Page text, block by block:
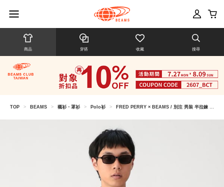
商品 穿搭 收藏 搜尋
TOP > BEAMS > 襯衫・罩衫 > Polo衫 > FRED PERRY × BEAMS / 別注 男裝 半拉鍊 針織 POLO衫